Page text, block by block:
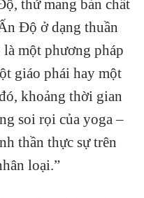
thứ mang bản chất
Độ ở dạng thuần
một phương pháp
giáo phái hay một
khoảng thời gian
soi rọi của yoga –
thần thực sự trên
loại.”